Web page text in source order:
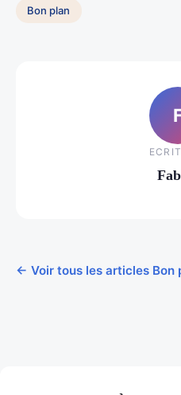
Bon plan
← Voir tous les articles Bon